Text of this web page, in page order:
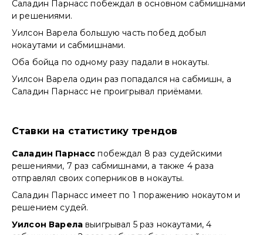
Саладин Парнасс побеждал в основном сабмишнами
и решениями.
Уилсон Варела большую часть побед добыл
нокаутами и сабмишнами.
Оба бойца по одному разу падали в нокауты.
Уилсон Варела один раз попадался на сабмишн, а
Саладин Парнасс не проигрывал приёмами.
Ставки на статистику трендов
Саладин Парнасспобеждал 8 раз судейскими
решениями, 7 раз сабмишнами, а также 4 раза
отправлял своих соперников в нокауты.
Саладин Парнасс имеет по 1 поражению нокаутом и
решением судей.
Уилсон Варелавыигрывал 5 раз нокаутами, 4